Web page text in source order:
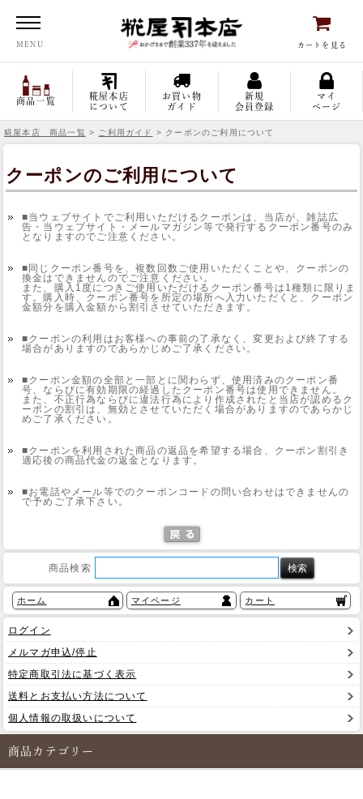
MENU
Site
カートを見る
商品一覧
糀屋本店
について
お買い物
ガイド
新規
会員登録
マイ
ページ
糀屋本店 商品一覧 > ご利用ガイド > クーポンのご利用について
クーポンのご利用について
■当ウェブサイトでご利用いただけるクーポンは、当店が、雑誌広
告・当ウェブサイト・メールマガジン等で発行するクーポン番号のみ
となりますのでご注意ください。
■同じクーポン番号を、複数回数ご使用いただくことや、クーポンの
換金はできませんのでご注意ください。
また、購入1度につきご使用いただけるクーポン番号は1種類に限りま
す。購入時、クーポン番号を所定の場所へ入力いただくと、クーポン
金額分を購入金額から割引させていただきます。
■クーポンの利用はお客様への事前の了承なく、変更および終了する
場合がありますのであらかじめご了承ください。
■クーポン金額の全部と一部とに関わらず、使用済みのクーポン番
号、ならびに有効期限の経過したクーポン番号は使用できません。
また、不正行為ならびに違法行為により作成されたと当店が認めるク
ーポンの割引は、無効とさせていただく場合がありますのであらかじ
めご了承ください。
■クーポンを利用された商品の返品を希望する場合、クーポン割引き
適応後の商品代金の返金となります。
■お電話やメール等でのクーポンコードの問い合わせはできませんの
で予めご了承下さい。
商品検索
ホーム マイページ カート
ログイン
メルマガ申込/停止
特定商取引法に基づく表示
送料とお支払い方法について
個人情報の取扱いについて
商品カテゴリー